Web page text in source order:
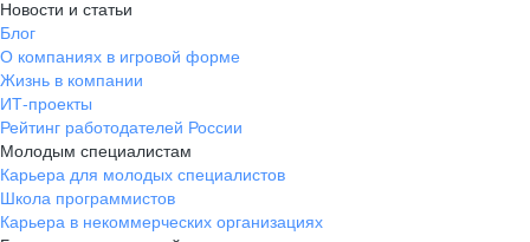
Новости и статьи
Блог
О компаниях в игровой форме
Жизнь в компании
ИТ-проекты
Рейтинг работодателей России
Молодым специалистам
Карьера для молодых специалистов
Школа программистов
Карьера в некоммерческих организациях